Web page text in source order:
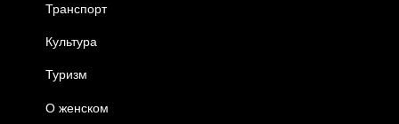
Транспорт
Культура
Туризм
О женском